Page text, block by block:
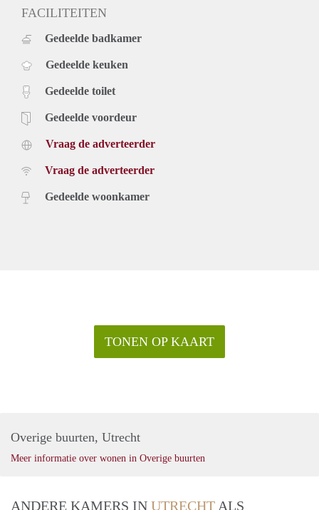
FACILITEITEN
Gedeelde badkamer
Gedeelde keuken
Gedeelde toilet
Gedeelde voordeur
Vraag de adverteerder
Vraag de adverteerder
Gedeelde woonkamer
TONEN OP KAART
Overige buurten, Utrecht
Meer informatie over wonen in Overige buurten
ANDERE KAMERS IN UTRECHT ALS